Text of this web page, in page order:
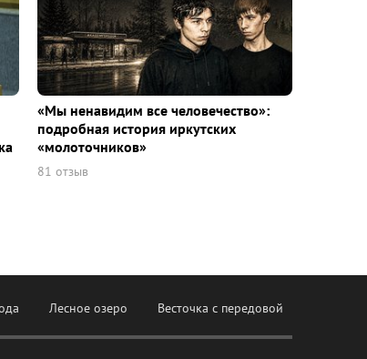
«Мы ненавидим все человечество»:
подробная история иркутских
«молоточников»
81 отзыв
Лесное озеро Весточка с передовой